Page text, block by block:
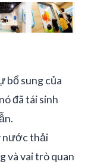
bổ sung của
đã tái sinh
nước thải
và vai trò quan